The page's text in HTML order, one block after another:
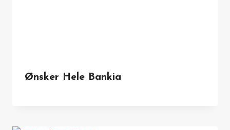
Ønsker Hele Bankia